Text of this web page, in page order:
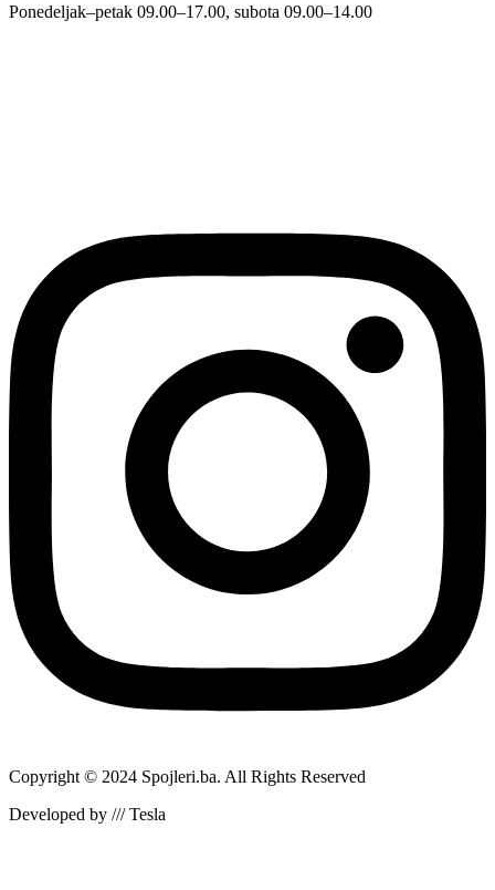
Ponedeljak–petak 09.00–17.00, subota 09.00–14.00
Copyright © 2024 Spojleri.ba. All Rights Reserved
Developed by /// Tesla